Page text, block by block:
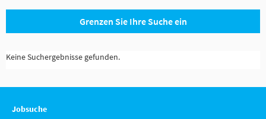
Grenzen Sie Ihre Suche ein
Keine Suchergebnisse gefunden.
Jobsuche